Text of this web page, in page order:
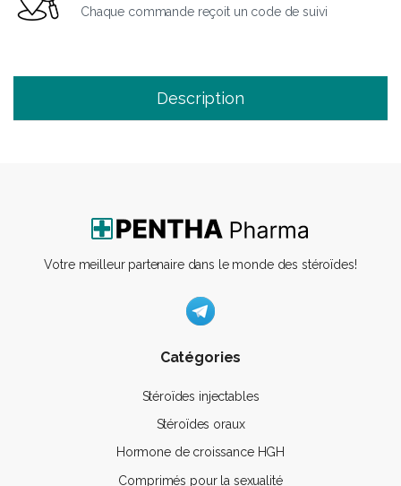
Chaque commande reçoit un code de suivi
Description
Votre meilleur partenaire dans le monde des stéroïdes!
Catégories
Stéroïdes injectables
Stéroïdes oraux
Hormone de croissance HGH
Comprimés pour la sexualité